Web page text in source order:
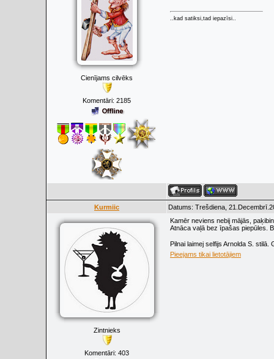
Cienījams cilvēks
Komentāri: 2185
..kad satiksi,tad iepazīsi..
Kurmiic Datums: Trešdiena,
Zintnieks
Komentāri: 403
Kamēr neviens nebij mājās,
Atnāca vaļā bez īpašas piepūles.
Pilnai laimej selfijs Arnolda S.
Pieejams tikai lietotājiem